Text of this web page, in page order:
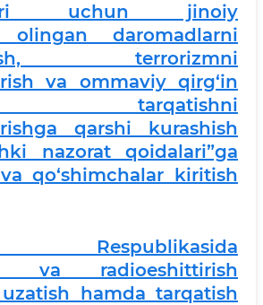
uchun jinoiy
olingan daromadlarni
terrorizmni
va ommaviy qirg‘in
tarqatishni
qarshi kurashish
nazorat qoidalari”ga
qo‘shimchalar kiritish
Respublikasida
va radioeshittirish
hamda tarqatish